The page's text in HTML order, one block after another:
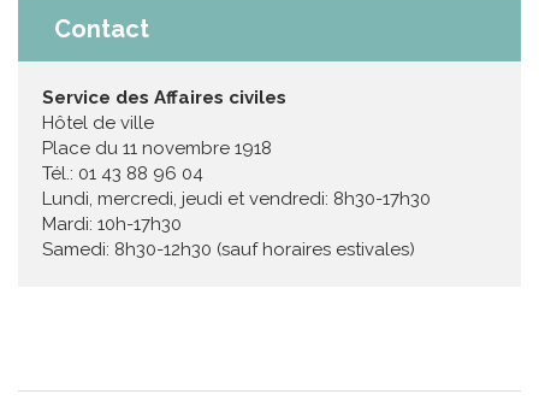
Contact
Service des Affaires civiles
Hôtel de ville
Place du 11 novembre 1918
Tél.: 01 43 88 96 04
Lundi, mercredi, jeudi et vendredi: 8h30-17h30
Mardi: 10h-17h30
Samedi: 8h30-12h30 (sauf horaires estivales)